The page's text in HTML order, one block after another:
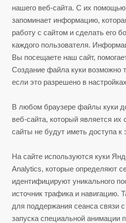
нашего веб-сайта. С их
запоминает информацию,
работу с сайтом и сделать его
каждого пользователя.
Вы посещаете наш сайт,
Создание файла куки возможно
если это разрешено в
В любом браузере файлы куки
веб-сайта, который является их
сайты не будут иметь доступа
На сайте используются куки
Analytics, которые определяют
идентифицируют уникального
источник трафика и навигацию.
для поддержания сеанса связи
запуска специальной анимации